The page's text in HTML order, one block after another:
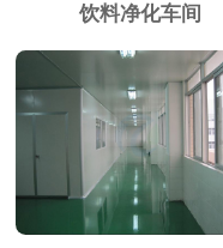
饮料净化车间